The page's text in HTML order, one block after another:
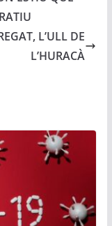
L’ULL DE
L’HURACÀ